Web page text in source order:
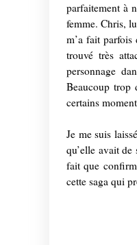
parfaitement à
femme. Chris,
m’a fait parfois
trouvé très
personnage
Beaucoup trop
certains
Je me suis
qu’elle avait
fait que
cette saga qui